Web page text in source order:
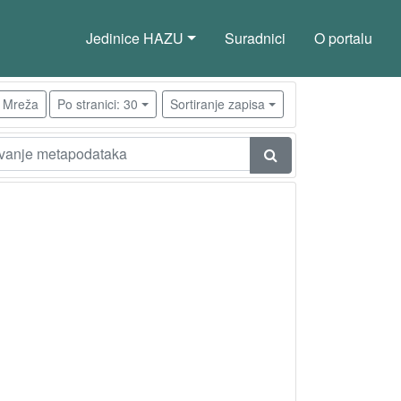
Jedinice HAZU Suradnici O portalu
Mreža Po stranici: 30 Sortiranje zapisa